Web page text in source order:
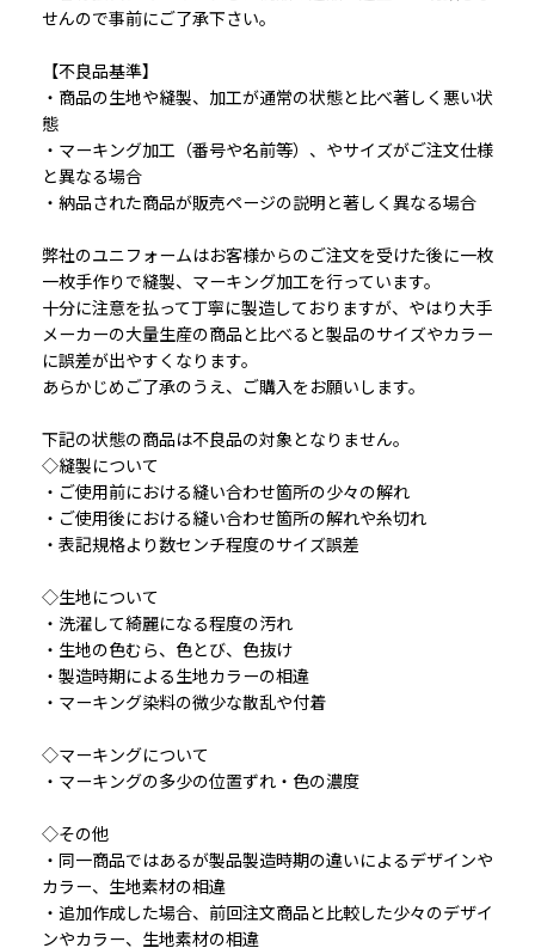
せんので事前にご了承下さい。
【不良品基準】
・商品の生地や縫製、加工が通常の状態と比べ著しく悪い状
態
・マーキング加工（番号や名前等）、やサイズがご注文仕様
と異なる場合
・納品された商品が販売ページの説明と著しく異なる場合
弊社のユニフォームはお客様からのご注文を受けた後に一枚
一枚手作りで縫製、マーキング加工を行っています。
十分に注意を払って丁寧に製造しておりますが、やはり大手
メーカーの大量生産の商品と比べると製品のサイズやカラー
に誤差が出やすくなります。
あらかじめご了承のうえ、ご購入をお願いします。
下記の状態の商品は不良品の対象となりません。
◇縫製について
・ご使用前における縫い合わせ箇所の少々の解れ
・ご使用後における縫い合わせ箇所の解れや糸切れ
・表記規格より数センチ程度のサイズ誤差
◇生地について
・洗濯して綺麗になる程度の汚れ
・生地の色むら、色とび、色抜け
・製造時期による生地カラーの相違
・マーキング染料の微少な散乱や付着
◇マーキングについて
・マーキングの多少の位置ずれ・色の濃度
◇その他
・同一商品ではあるが製品製造時期の違いによるデザインや
カラー、生地素材の相違
・追加作成した場合、前回注文商品と比較した少々のデザイ
ンやカラー、生地素材の相違